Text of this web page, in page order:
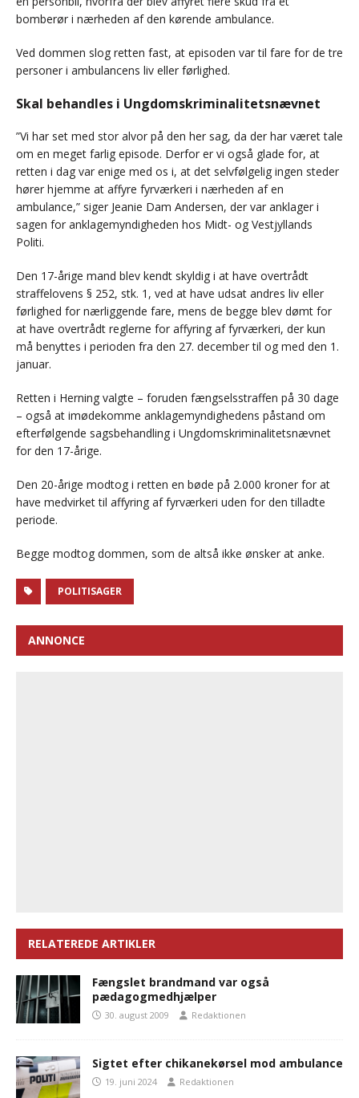
bomberør i nærheden af den kørende ambulance.
Ved dommen slog retten fast, at episoden var til fare for de tre
personer i ambulancens liv eller førlighed.
Skal behandles i Ungdomskriminalitetsnævnet
”Vi har set med stor alvor på den her sag, da der har været tale
om en meget farlig episode. Derfor er vi også glade for, at
retten i dag var enige med os i, at det selvfølgelig ingen steder
hører hjemme at affyre fyrværkeri i nærheden af en
ambulance,” siger Jeanie Dam Andersen, der var anklager i
sagen for anklagemyndigheden hos Midt- og Vestjyllands
Politi.
Den 17-årige mand blev kendt skyldig i at have overtrådt
straffelovens § 252, stk. 1, ved at have udsat andres liv eller
førlighed for nærliggende fare, mens de begge blev dømt for
at have overtrådt reglerne for affyring af fyrværkeri, der kun
må benyttes i perioden fra den 27. december til og med den 1.
januar.
Retten i Herning valgte – foruden fængselsstraffen på 30 dage
– også at imødekomme anklagemyndighedens påstand om
efterfølgende sagsbehandling i Ungdomskriminalitetsnævnet
for den 17-årige.
Den 20-årige modtog i retten en bøde på 2.000 kroner for at
have medvirket til affyring af fyrværkeri uden for den tilladte
periode.
Begge modtog dommen, som de altså ikke ønsker at anke.
POLITISAGER
ANNONCE
RELATEREDE ARTIKLER
Fængslet brandmand var også
pædagogmedhjælper
30. august 2009 Redaktionen
Sigtet efter chikanekørsel mod ambulance
19. juni 2024 Redaktionen